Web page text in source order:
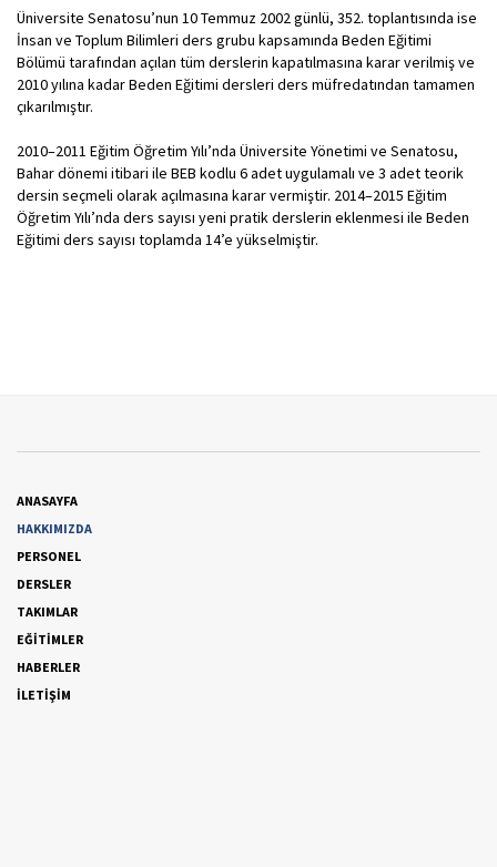
Üniversite Senatosu’nun 10 Temmuz 2002 günlü, 352. toplantısında ise
İnsan ve Toplum Bilimleri ders grubu kapsamında Beden Eğitimi
Bölümü tarafından açılan tüm derslerin kapatılmasına karar verilmiş ve
2010 yılına kadar Beden Eğitimi dersleri ders müfredatından tamamen
çıkarılmıştır.
2010–2011 Eğitim Öğretim Yılı’nda Üniversite Yönetimi ve Senatosu,
Bahar dönemi itibari ile BEB kodlu 6 adet uygulamalı ve 3 adet teorik
dersin seçmeli olarak açılmasına karar vermiştir. 2014–2015 Eğitim
Öğretim Yılı’nda ders sayısı yeni pratik derslerin eklenmesi ile Beden
Eğitimi ders sayısı toplamda 14’e yükselmiştir.
ANASAYFA
HAKKIMIZDA
PERSONEL
DERSLER
TAKIMLAR
EĞİTİMLER
HABERLER
İLETİŞİM